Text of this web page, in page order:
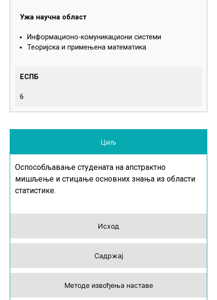
Ужа научна област
Информационо-комуникациони системи
Теоријска и примењена математика
ЕСПБ
6
Циљ
Исход
Садржај
Методе извођења наставе
Оспособљавање студената на апстрактно
мишљење и стицање основних знања из области
статистике.